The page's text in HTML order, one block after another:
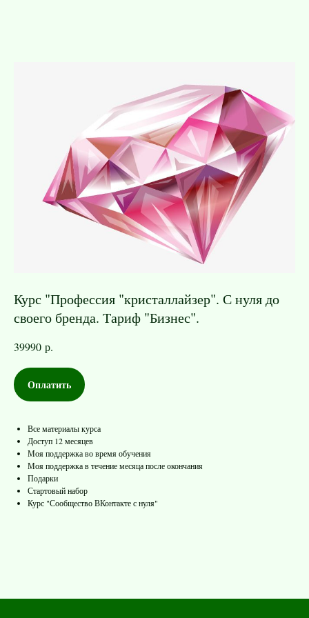
Курс "Профессия "кристаллайзер". С нуля до
своего бренда. Тариф "Бизнес".
39990 р.
Оплатить
Все материалы курса
Доступ 12 месяцев
Моя поддержка во время обучения
Моя поддержка в течение месяца после окончания
Подарки
Стартовый набор
Курс "Сообщество ВКонтакте с нуля"